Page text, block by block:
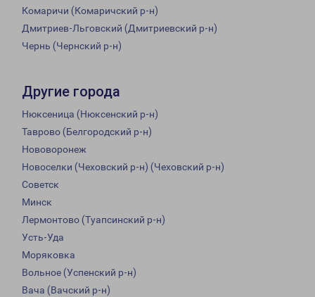
Комаричи (Комаричский р-н)
Дмитриев-Льговский (Дмитриевский р-н)
Чернь (Чернский р-н)
Другие города
Нюксеница (Нюксенский р-н)
Таврово (Белгородский р-н)
Нововоронеж
Новоселки (Чеховский р-н) (Чеховский р-н)
Советск
Минск
Лермонтово (Туапсинский р-н)
Усть-Уда
Моряковка
Вольное (Успенский р-н)
Вача (Вачский р-н)